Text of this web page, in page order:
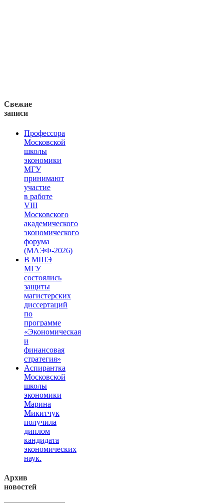
Свежие
записи
Профессора
Московской
школы
экономики
МГУ
принимают
участие
в работе
VIII
Московского
академического
экономического
форума
(МАЭФ-2026)
В МШЭ
МГУ
состоялись
защиты
магистерских
диссертаций
по
программе
«Экономическая
и
финансовая
стратегия»
Аспирантка
Московской
школы
экономики
Марина
Микитчук
получила
диплом
кандидата
экономических
наук.
Архив
новостей